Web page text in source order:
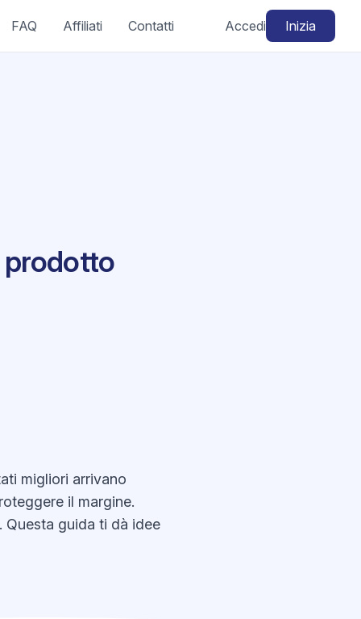
FAQ Affiliati Contatti Accedi Inizia
prodotto
migliori arrivano
il margine.
Questa guida ti dà idee